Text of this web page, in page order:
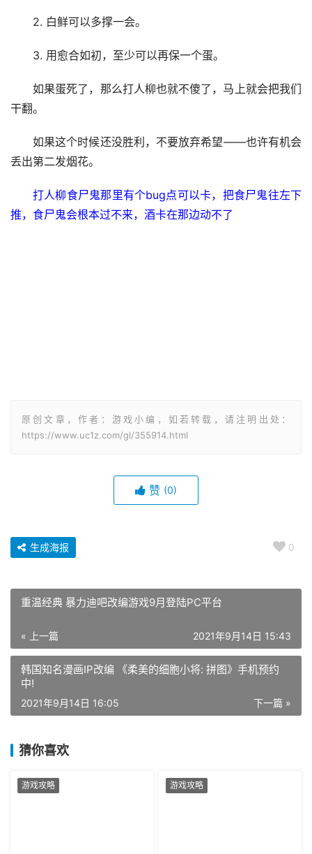
2. 白鲜可以多撑一会。
3. 用愈合如初，至少可以再保一个蛋。
如果蛋死了，那么打人柳也就不傻了，马上就会把我们
干翻。
如果这个时候还没胜利，不要放弃希望——也许有机会
丢出第二发烟花。
打人柳食尸鬼那里有个bug点可以卡，把食尸鬼往左下
推，食尸鬼会根本过不来，酒卡在那边动不了
原创文章，作者：游戏小编，如若转载，请注明出处：
https://www.uc1z.com/gl/355914.html
赞 (0)
0
生成海报
重温经典 暴力迪吧改编游戏9月登陆PC平台
« 上一篇 2021年9月14日 15:43
韩国知名漫画IP改编 《柔美的细胞小将: 拼图》手机预约
中!
下一篇 »
2021年9月14日 16:05
猜你喜欢
游戏攻略 游戏攻略